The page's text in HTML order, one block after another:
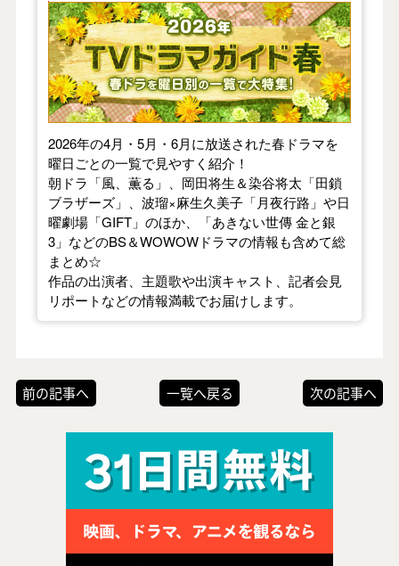
【2026年春】TVドラマガイド
2026年の4月・5月・6月に放送された春ドラマを
曜日ごとの一覧で見やすく紹介！
朝ドラ「風、薫る」、岡田将生＆染谷将太「田鎖
ブラザーズ」、波瑠×麻生久美子「月夜行路」や日
曜劇場「GIFT」のほか、「あきない世傳 金と銀
3」などのBS＆WOWOWドラマの情報も含めて総
まとめ☆
作品の出演者、主題歌や出演キャスト、記者会見
リポートなどの情報満載でお届けします。
前の記事へ 一覧へ戻る 次の記事へ